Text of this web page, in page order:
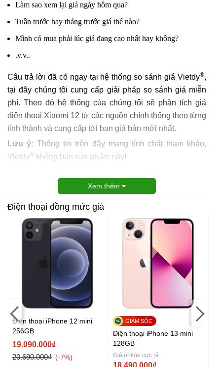
Làm sao xem lại giá ngày hôm qua?
Tuần trước hay tháng trước giá thế nào?
Mình có mua phải lúc giá đang cao nhất hay không?
.v.v..
Câu trả lời đã có ngay tại hệ thống so sánh giá Vietdy®,
tại đây chúng tôi cung cấp giải pháp so sánh giá miễn
phí. Theo đó hệ thống của chúng tôi sẽ phân tích giá
điện thoại Xiaomi 12 từ các nguồn chính thống theo từng
tỉnh thành và cung cấp tới bạn giá bán mới nhất.
Lưu ý: Thông tin trên đây mang tính chất tham khảo,
Vietdy® không bán sản phẩm này!
Xem thêm
Điện thoại đồng mức giá
Điện thoại iPhone 12 mini
256GB
19.090.000₫
20.690.000₫
-7%
Điện thoại iPhone 13 mini
128GB
Giá online cực rẻ
18.490.000₫